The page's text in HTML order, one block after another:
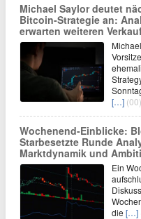
Michael Saylor deutet
Bitcoin-Strategie an:
erwarten weiteren
[…] (00)
Wochenend-Einblicke:
Starbesetzte Runde
Marktdynamik und
Ein
die […]